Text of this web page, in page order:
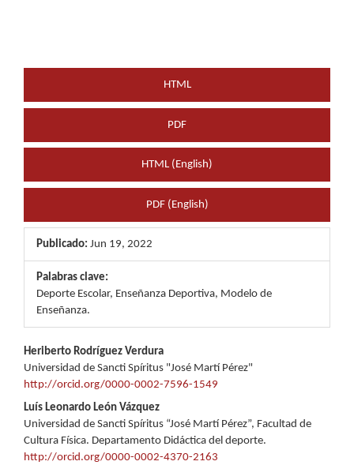
HTML
PDF
HTML (English)
PDF (English)
Publicado: Jun 19, 2022
Palabras clave:
Deporte Escolar, Enseñanza Deportiva, Modelo de
Enseñanza.
Contenido
principal
del
artículo
Heriberto Rodríguez Verdura
Universidad de Sancti Spíritus "José Martí Pérez"
http://orcid.org/0000-0002-7596-1549
Luís Leonardo León Vázquez
Universidad de Sancti Spíritus “José Martí Pérez”, Facultad de
Cultura Física. Departamento Didáctica del deporte.
http://orcid.org/0000-0002-4370-2163